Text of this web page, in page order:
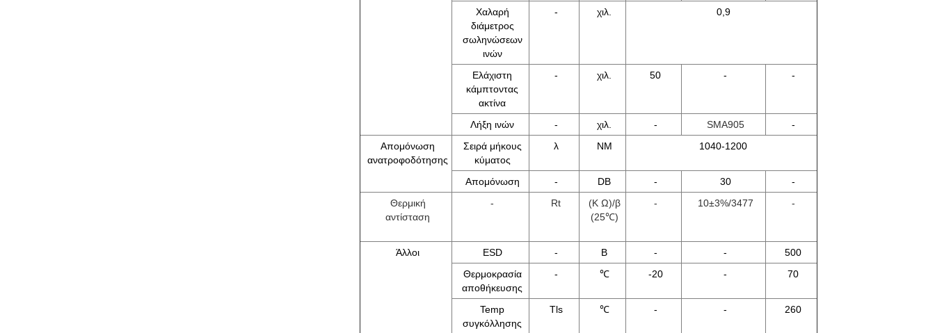
Χαλαρή
διάμετρος
σωληνώσεων
ινών
- χιλ. 0,9
Ελάχιστη
κάμπτοντας
ακτίνα
- χιλ. 50 - -
Λήξη ινών - χιλ. - SMA905
-
Απομόνωση
ανατροφοδότησης
Σειρά μήκους
κύματος
λ NM 1040-1200
Απομόνωση - DB - 30
-
Θερμική
αντίσταση
- Rt
(Κ Ω)/β
(25℃)
- 10±3%/3477 -
Άλλοι ESD - Β - -
500
Θερμοκρασία
αποθήκευσης
- ℃ -20 - 70
Temp
συγκόλλησης
Tls ℃ - - 260